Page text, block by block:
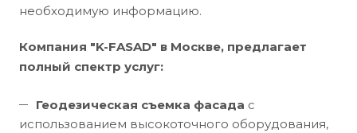
необходимую информацию.
Компания "K-FASAD" в Москве, предлагает
полный спектр услуг:
Геодезическая съемка фасада с
использованием высокоточного оборудования,